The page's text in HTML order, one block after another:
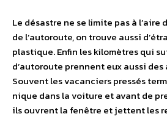
Le désastre ne se limite pas à l’aire
de l’autoroute, on trouve aussi
plastique. Enfin les kilomètres qui
d’autoroute prennent eux aussi
Souvent les vacanciers pressés
nique dans la voiture et avant de
ils ouvrent la fenêtre et jettent les